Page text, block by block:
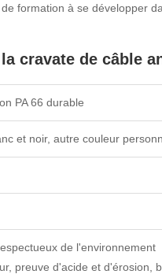
formation à se développer
cravate de câble
PA 66 durable
et noir, autre couleur
de l'environnement
preuve d'acide et d'érosion,